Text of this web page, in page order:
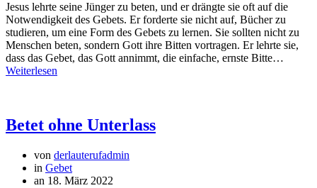
Jesus lehrte seine Jünger zu beten, und er drängte sie oft auf die
Notwendigkeit des Gebets. Er forderte sie nicht auf, Bücher zu
studieren, um eine Form des Gebets zu lernen. Sie sollten nicht zu
Menschen beten, sondern Gott ihre Bitten vortragen. Er lehrte sie,
dass das Gebet, das Gott annimmt, die einfache, ernste Bitte…
Weiterlesen
Betet ohne Unterlass
von derlauterufadmin
in Gebet
an 18. März 2022